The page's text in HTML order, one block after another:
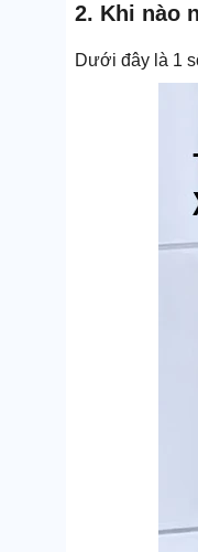
2. Khi nào
Dưới đây là 1